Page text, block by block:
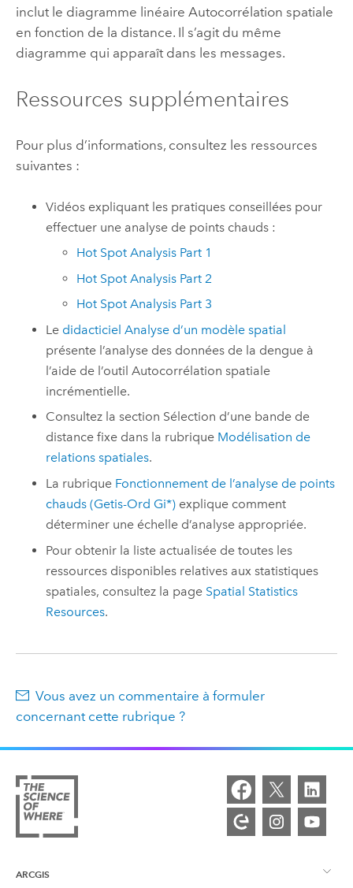
inclut le diagramme linéaire Autocorrélation spatiale
en fonction de la distance. Il s’agit du même
diagramme qui apparaît dans les messages.
Ressources supplémentaires
Pour plus d’informations, consultez les ressources
suivantes :
Vidéos expliquant les pratiques conseillées pour
effectuer une analyse de points chauds :
Hot Spot Analysis Part 1
Hot Spot Analysis Part 2
Hot Spot Analysis Part 3
Le didacticiel Analyse d’un modèle spatial
présente l’analyse des données de la dengue à
l’aide de l’outilAutocorrélation spatiale
incrémentielle.
Consultez la section Sélection d’une bande de
distance fixe dans la rubrique Modélisation de
relations spatiales.
La rubrique Fonctionnement de l’analyse de points
chauds (Getis-Ord Gi*) explique comment
déterminer une échelle d’analyse appropriée.
Pour obtenir la liste actualisée de toutes les
ressources disponibles relatives aux statistiques
spatiales, consultez la page Spatial Statistics
Resources.
Vous avez un commentaire à formuler
concernant cette rubrique ?
ARCGIS